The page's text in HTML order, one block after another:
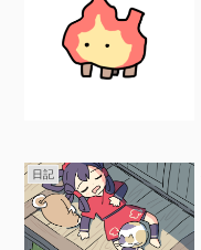
日記